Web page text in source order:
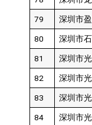
79 深圳市
80 深圳市
81 深圳市
82 深圳市
83 深圳市
84 深圳市